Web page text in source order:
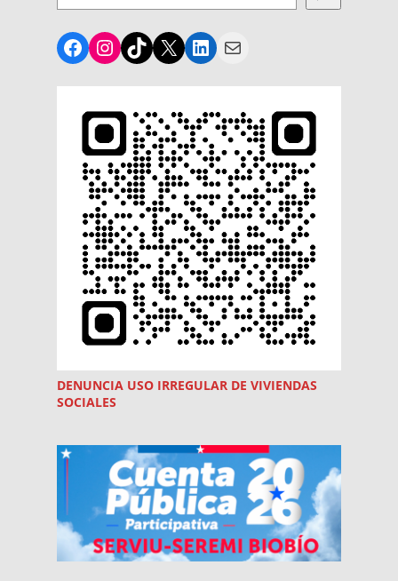
Facebook
Instagram
TikTok
X LinkedIn
Mail
DENUNCIA USO IRREGULAR DE VIVIENDAS
SOCIALES